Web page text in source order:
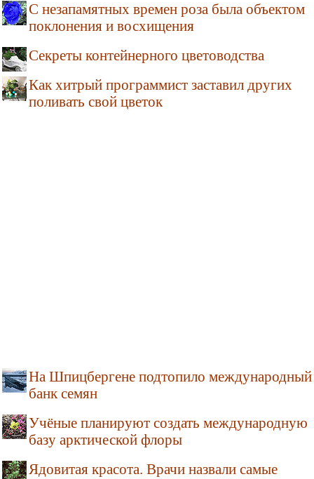
С незапамятных времен роза была объектом
поклонения и восхищения
Секреты контейнерного цветоводства
Как хитрый программист заставил других
поливать свой цветок
На Шпицбергене подтопило международный
банк семян
Учёные планируют создать международную
базу арктической флоры
Ядовитая красота. Врачи назвали самые